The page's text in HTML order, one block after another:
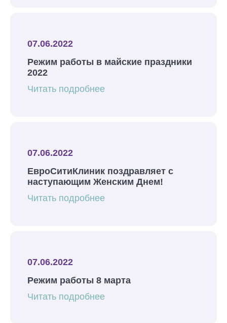
07.06.2022
Режим работы в майские праздники
2022
Читать подробнее
07.06.2022
ЕвроСитиКлиник поздравляет с
наступающим Женским Днем!
Читать подробнее
07.06.2022
Режим работы 8 марта
Читать подробнее